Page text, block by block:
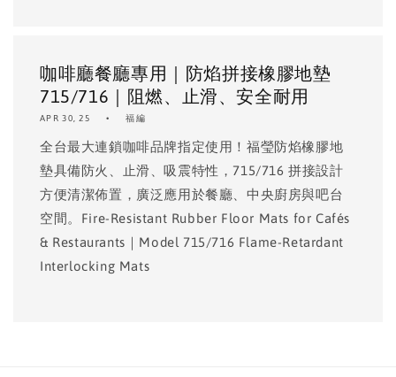
咖啡廳餐廳專用｜防焰拼接橡膠地墊
715/716｜阻燃、止滑、安全耐用
APR 30, 25 福編
全台最大連鎖咖啡品牌指定使用！福瑩防焰橡膠地
墊具備防火、止滑、吸震特性，715/716 拼接設計
方便清潔佈置，廣泛應用於餐廳、中央廚房與吧台
空間。Fire-Resistant Rubber Floor Mats for Cafés
& Restaurants｜Model 715/716 Flame-Retardant
Interlocking Mats